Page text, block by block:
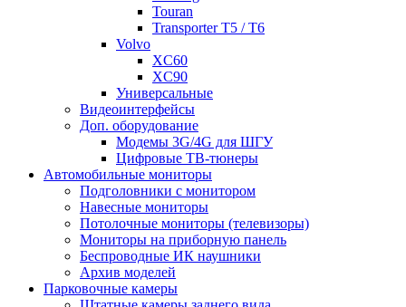
Touran
Transporter T5 / T6
Volvo
XC60
XC90
Универсальные
Видеоинтерфейсы
Доп. оборудование
Модемы 3G/4G для ШГУ
Цифровые ТВ-тюнеры
Автомобильные мониторы
Подголовники с монитором
Навесные мониторы
Потолочные мониторы (телевизоры)
Мониторы на приборную панель
Беспроводные ИК наушники
Архив моделей
Парковочные камеры